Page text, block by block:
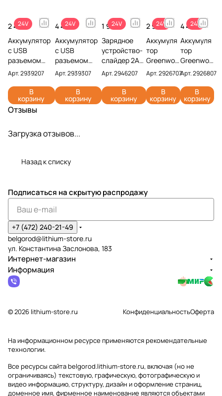
24V
2 490 ₽
Аккумулятор
с USB
разъемом
Greenworks
G24USB2 24V
2939207 (2
Ач)
Арт.2939207
В
корзину
24V
4 490 ₽
Аккумулятор
с USB
разъемом
Greenworks
G24USB4 24V
2939307 (4
Ач)
Арт.2939307
В
корзину
24V
1 990 ₽
Зарядное
устройство-
слайдер 2А
Greenworks
G24UC2 24V
2946207
Арт.2946207
В
корзину
24V
2 990 ₽
Аккумуля
тор
Greenwor
ks G24B2
24V
2926707
(2 Ач)
Арт.2926707
В
корзину
24V
4 491 ₽
Аккумуля
тор
Greenwor
ks G24B4
24V
2926807
(4 Ач)
Арт.2926807
В
корзину
Отзывы
Загрузка отзывов...
Назад к списку
Подписаться на скрытую распродажу
+7 (472) 240-21-49
belgorod@lithium-store.ru
ул. Константина Заслонова, 183
Интернет-магазин
Информация
© 2026 lithium-store.ru КонфиденциальностьОферта
На информационном ресурсе применяютсярекомендательные
технологии.
Все ресурсы сайта belgorod.lithium-store.ru, включая (но не
ограничиваясь) текстовую, графическую, фотографическую и
видео информацию, структуру, дизайн и оформление страниц,
доменное имя, фирменное наименование являются объектами